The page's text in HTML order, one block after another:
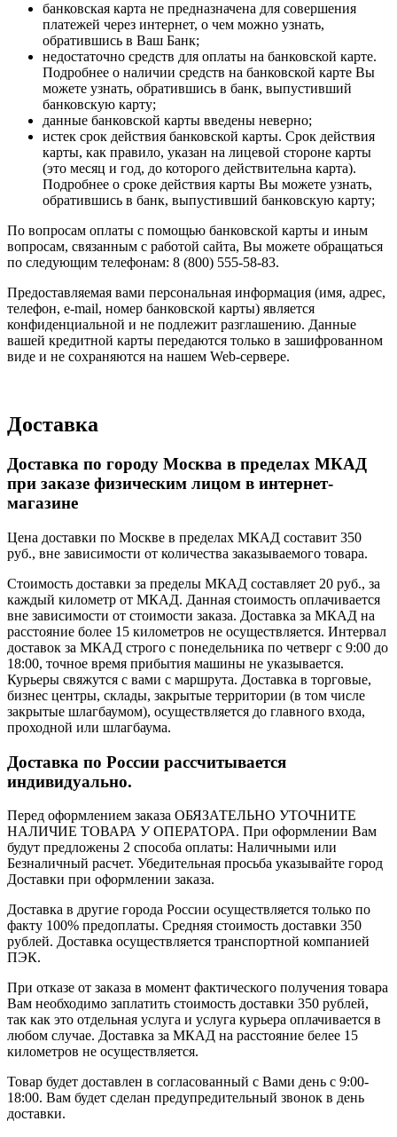
банковская карта не предназначена для совершения
платежей через интернет, о чем можно узнать,
обратившись в Ваш Банк;
недостаточно средств для оплаты на банковской карте.
Подробнее о наличии средств на банковской карте Вы
можете узнать, обратившись в банк, выпустивший
банковскую карту;
данные банковской карты введены неверно;
истек срок действия банковской карты. Срок действия
карты, как правило, указан на лицевой стороне карты
(это месяц и год, до которого действительна карта).
Подробнее о сроке действия карты Вы можете узнать,
обратившись в банк, выпустивший банковскую карту;
По вопросам оплаты с помощью банковской карты и иным
вопросам, связанным с работой сайта, Вы можете обращаться
по следующим телефонам: 8 (800) 555-58-83.
Предоставляемая вами персональная информация (имя, адрес,
телефон, e-mail, номер банковской карты) является
конфиденциальной и не подлежит разглашению. Данные
вашей кредитной карты передаются только в зашифрованном
виде и не сохраняются на нашем Web-сервере.
Доставка
Доставка по городу Москва в пределах МКАД
при заказе физическим лицом в интернет-
магазине
Цена доставки по Москве в пределах МКАД составит 350
руб., вне зависимости от количества заказываемого товара.
Стоимость доставки за пределы МКАД составляет 20 руб., за
каждый километр от МКАД. Данная стоимость оплачивается
вне зависимости от стоимости заказа. Доставка за МКАД на
расстояние более 15 километров не осуществляется. Интервал
доставок за МКАД строго с понедельника по четверг с 9:00 до
18:00, точное время прибытия машины не указывается.
Курьеры свяжутся с вами с маршрута. Доставка в торговые,
бизнес центры, склады, закрытые территории (в том числе
закрытые шлагбаумом), осуществляется до главного входа,
проходной или шлагбаума.
Доставка по России рассчитывается
индивидуально.
Перед оформлением заказа ОБЯЗАТЕЛЬНО УТОЧНИТЕ
НАЛИЧИЕ ТОВАРА У ОПЕРАТОРА. При оформлении Вам
будут предложены 2 способа оплаты: Наличными или
Безналичный расчет. Убедительная просьба указывайте город
Доставки при оформлении заказа.
Доставка в другие города России осуществляется только по
факту 100% предоплаты. Средняя стоимость доставки 350
рублей. Доставка осуществляется транспортной компанией
ПЭК.
При отказе от заказа в момент фактического получения товара
Вам необходимо заплатить стоимость доставки 350 рублей,
так как это отдельная услуга и услуга курьера оплачивается в
любом случае. Доставка за МКАД на расстояние белее 15
километров не осуществляется.
Товар будет доставлен в согласованный с Вами день с 9:00-
18:00. Вам будет сделан предупредительный звонок в день
доставки.